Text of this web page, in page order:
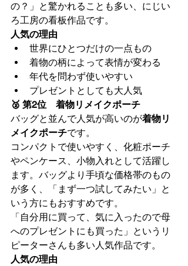
の？」と驚かれることも多い、にじい
ろ工房の看板作品です。
人気の理由
世界にひとつだけの一点もの
着物の柄によって表情が変わる
年代を問わず使いやすい
プレゼントとしても大人気
🥈 第2位　着物リメイクポーチ
バッグと並んで人気が高いのが着物リ
メイクポーチです。
コンパクトで使いやすく、化粧ポーチ
やペンケース、小物入れとして活躍し
ます。バッグより手頃な価格帯のもの
が多く、「まず一つ試してみたい」と
いう方にもおすすめです。
「自分用に買って、気に入ったので母
へのプレゼントにも買った」というリ
ピーターさんも多い人気作品です。
人気の理由